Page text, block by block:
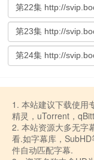
1. 本站建议下载使用
精灵，uTorrent，
2. 本站资源大多无字
看.如字幕库，
件自动匹配字幕.